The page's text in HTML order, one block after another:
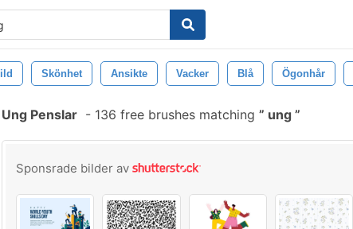
Skönhet Ansikte Vacker Blå Ögonhår
Ung Penslar - 136 free brushes matching ung
Sponsrade bilder av